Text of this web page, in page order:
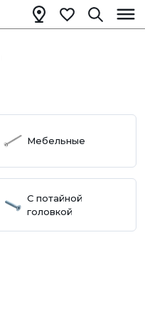
Мебельные
C потайной
головкой